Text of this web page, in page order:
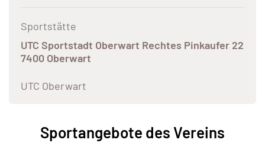
Sportstätte
UTC Sportstadt Oberwart Rechtes Pinkaufer 22
7400 Oberwart
UTC Oberwart
Sportangebote des Vereins